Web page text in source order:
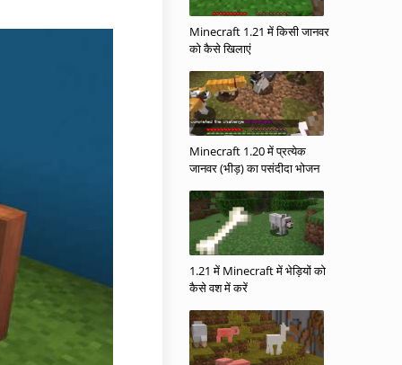
Minecraft 1.21 में किसी जानवर
को कैसे खिलाएं
Minecraft 1.20 में प्रत्येक
जानवर (भीड़) का पसंदीदा भोजन
1.21 में Minecraft में भेड़ियों को
कैसे वश में करें